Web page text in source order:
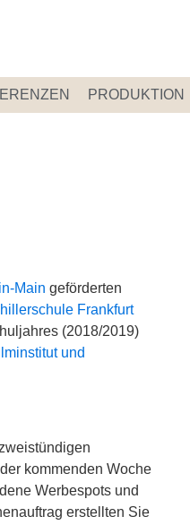
PRODUKTION
Main geförderten
Frankfurt
(2018/2019)
und
kommenden Woche
Werbespots und
erstellten Sie